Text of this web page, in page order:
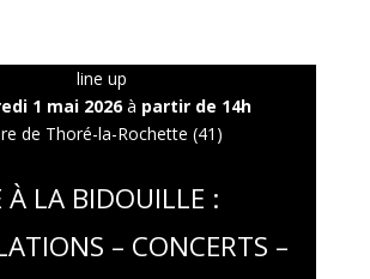
line up
1 mai 2026à partir de 14h
de Thoré-la-Rochette (41)
À LA BIDOUILLE :
– CONCERTS –